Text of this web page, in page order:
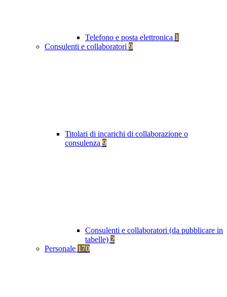
Telefono e posta elettronica 1
Consulenti e collaboratori 9
Titolari di incarichi di collaborazione o
consulenza 9
Consulenti e collaboratori (da pubblicare in
tabelle) 2
Personale 170